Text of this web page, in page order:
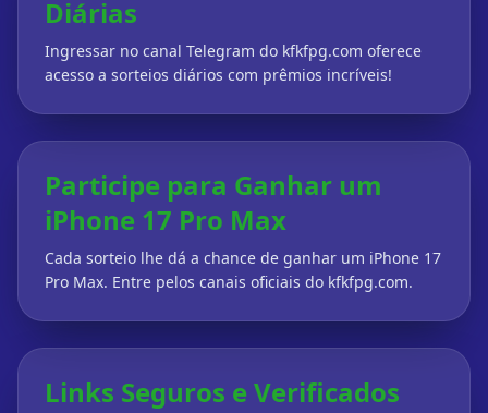
Diárias
Ingressar no canal Telegram do kfkfpg.com oferece
acesso a sorteios diários com prêmios incríveis!
Participe para Ganhar um
iPhone 17 Pro Max
Cada sorteio lhe dá a chance de ganhar um iPhone 17
Pro Max. Entre pelos canais oficiais do kfkfpg.com.
Links Seguros e Verificados